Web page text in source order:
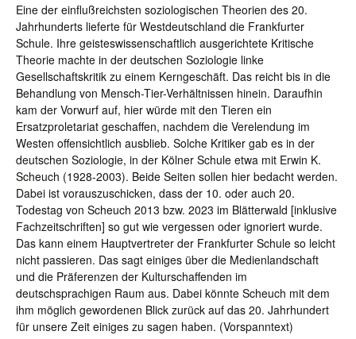
Eine der einflußreichsten soziologischen Theorien des 20.
Jahrhunderts lieferte für Westdeutschland die Frankfurter
Schule. Ihre geisteswissenschaftlich ausgerichtete Kritische
Theorie machte in der deutschen Soziologie linke
Gesellschaftskritik zu einem Kerngeschäft. Das reicht bis in die
Behandlung von Mensch-Tier-Verhältnissen hinein. Daraufhin
kam der Vorwurf auf, hier würde mit den Tieren ein
Ersatzproletariat geschaffen, nachdem die Verelendung im
Westen offensichtlich ausblieb. Solche Kritiker gab es in der
deutschen Soziologie, in der Kölner Schule etwa mit Erwin K.
Scheuch (1928-2003). Beide Seiten sollen hier bedacht werden.
Dabei ist vorauszuschicken, dass der 10. oder auch 20.
Todestag von Scheuch 2013 bzw. 2023 im Blätterwald [inklusive
Fachzeitschriften] so gut wie vergessen oder ignoriert wurde.
Das kann einem Hauptvertreter der Frankfurter Schule so leicht
nicht passieren. Das sagt einiges über die Medienlandschaft
und die Präferenzen der Kulturschaffenden im
deutschsprachigen Raum aus. Dabei könnte Scheuch mit dem
ihm möglich gewordenen Blick zurück auf das 20. Jahrhundert
für unsere Zeit einiges zu sagen haben. (Vorspanntext)